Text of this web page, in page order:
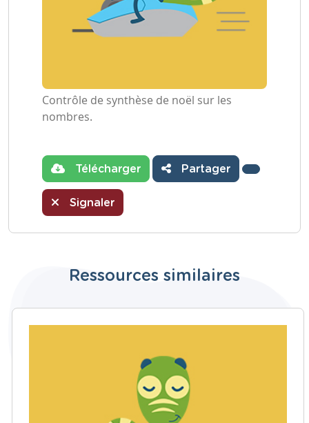
Contrôle de synthèse de noël sur les
nombres.
Télécharger Partager
Signaler
Ressources similaires